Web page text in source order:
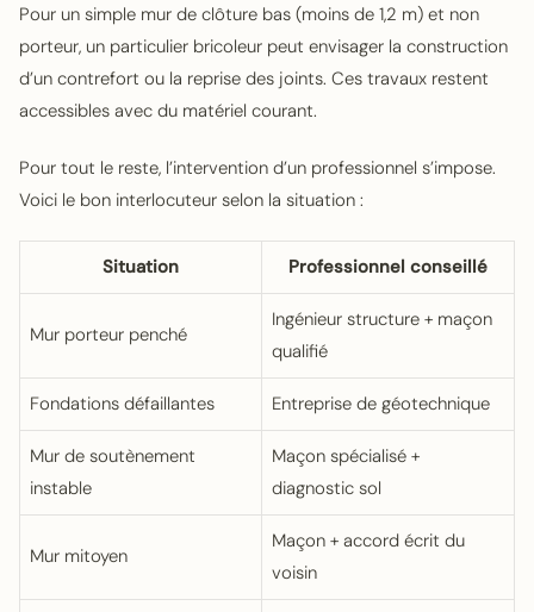
Pour un simple mur de clôture bas (moins de 1,2 m) et non
porteur, un particulier bricoleur peut envisager la construction
d’un contrefort ou la reprise des joints. Ces travaux restent
accessibles avec du matériel courant.
Pour tout le reste, l’intervention d’un professionnel s’impose.
Voici le bon interlocuteur selon la situation :
Situation Professionnel conseillé
Mur porteur penché
Ingénieur structure + maçon
qualifié
Fondations défaillantes Entreprise de géotechnique
Mur de soutènement
instable
Maçon spécialisé +
diagnostic sol
Mur mitoyen
Maçon + accord écrit du
voisin